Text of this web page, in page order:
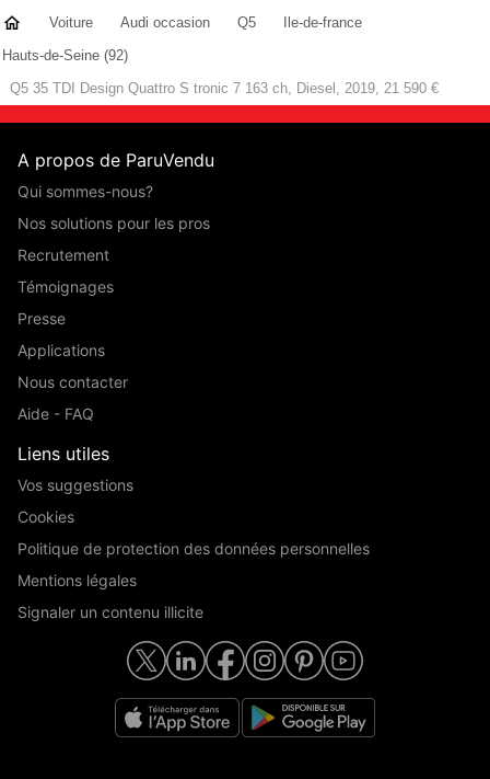
Voiture Audi occasion Q5
Ile-de-france
Hauts-de-Seine (92)
Q5 35 TDI Design Quattro S tronic 7 163 ch, Diesel, 2019, 21 590 €
A propos de ParuVendu
Qui sommes-nous?
Nos solutions pour les pros
Recrutement
Témoignages
Presse
Applications
Nous contacter
Aide - FAQ
Liens utiles
Vos suggestions
Cookies
Politique de protection des données personnelles
Mentions légales
Signaler un contenu illicite